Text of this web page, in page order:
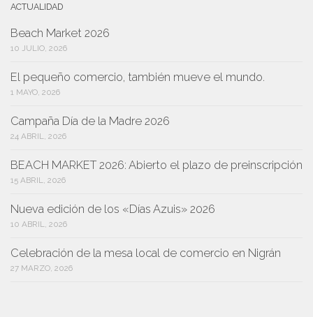
ACTUALIDAD
Beach Market 2026
10 JULIO, 2026
El pequeño comercio, también mueve el mundo.
1 MAYO, 2026
Campaña Día de la Madre 2026
24 ABRIL, 2026
BEACH MARKET 2026: Abierto el plazo de preinscripción
15 ABRIL, 2026
Nueva edición de los «Días Azuis» 2026
10 ABRIL, 2026
Celebración de la mesa local de comercio en Nigrán
27 MARZO, 2026